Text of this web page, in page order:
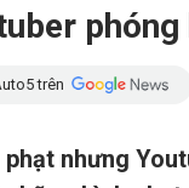
trên
nhưng